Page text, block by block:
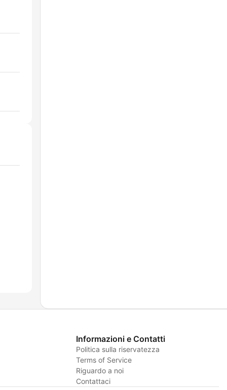
Informazioni e Contatti
Politica sulla riservatezza
Terms of Service
Riguardo a noi
Contattaci